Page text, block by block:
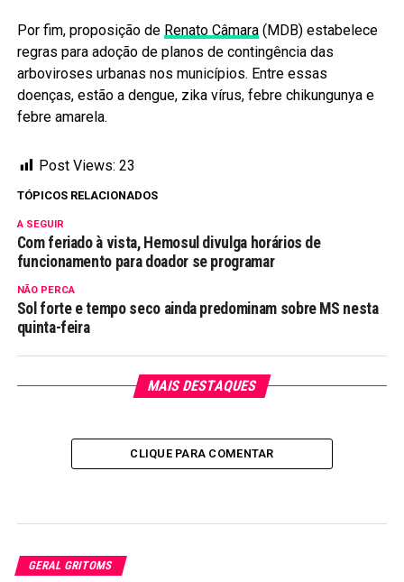
Por fim, proposição de Renato Câmara(MDB) estabelece
regras para adoção de planos de contingência das
arboviroses urbanas nos municípios. Entre essas
doenças, estão a dengue, zika vírus, febre chikungunya e
febre amarela.
Post Views: 23
TÓPICOS RELACIONADOS
A SEGUIR
Com feriado à vista, Hemosul divulga horários de
funcionamento para doador se programar
NÃO PERCA
Sol forte e tempo seco ainda predominam sobre MS nesta
quinta-feira
MAIS DESTAQUES
CLIQUE PARA COMENTAR
GERAL GRITOMS